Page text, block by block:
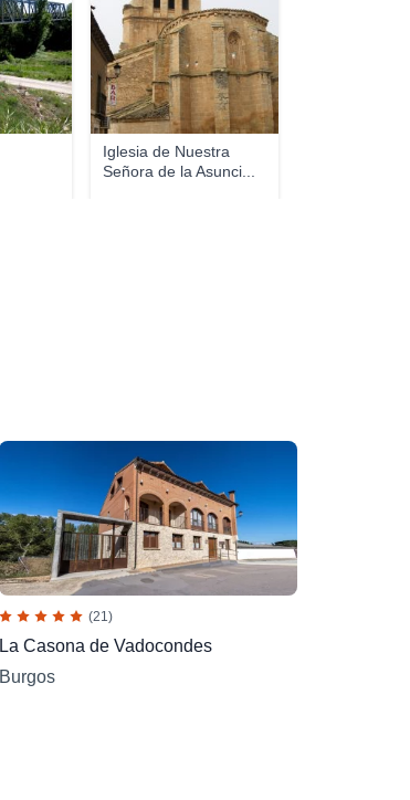
Iglesia de Nuestra
Señora de la Asunci...
(21)
La Casona de Vadocondes
Burgos